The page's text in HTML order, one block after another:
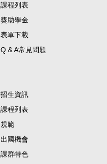
課程列表
獎助學金
表單下載
Q & A常見問題
招生資訊
課程列表
規範
出國機會
課群特色